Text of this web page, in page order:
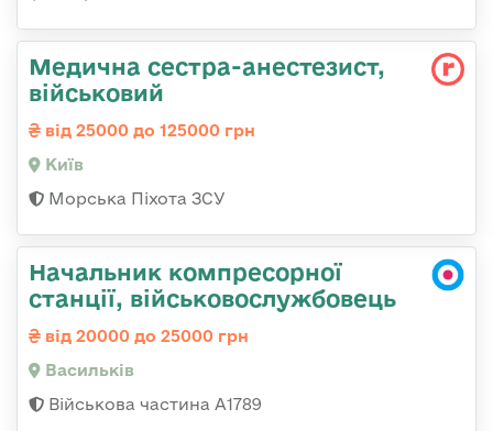
Медична сестpа-анестезист,
військовий
від 25000 до 125000 грн
Київ
Морська Піхота ЗСУ
Начальник компресорної
станції, військовослужбовець
від 20000 до 25000 грн
Васильків
Військова частина А1789